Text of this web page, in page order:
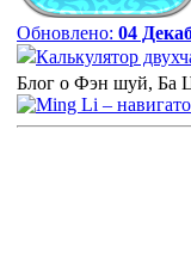
Обновлено: 04
Калькулятор
Блог о Фэн шуй, Ба